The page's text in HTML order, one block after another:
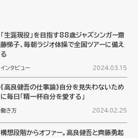
「生涯現役」を目指す88歳ジャズシンガー齋
藤悌子、毎朝ラジオ体操で全国ツアーに備え
る
インタビュー 2024.03.15
《高良健吾の仕事論》自分を見失わないため
に毎日「精一杯自分を愛する」
働き方 2024.02.25
構想段階からオファー。高良健吾と齊藤勇起